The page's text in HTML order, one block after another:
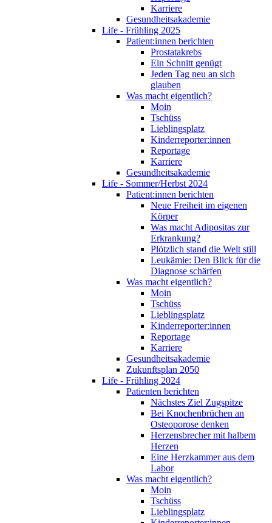
Karriere
Gesundheitsakademie
Life - Frühling 2025
Patient:innen berichten
Prostatakrebs
Ein Schnitt genügt
Jeden Tag neu an sich
glauben
Was macht eigentlich?
Moin
Tschüss
Lieblingsplatz
Kinderreporter:innen
Reportage
Karriere
Gesundheitsakademie
Life - Sommer/Herbst 2024
Patient:innen berichten
Neue Freiheit im eigenen
Körper
Was macht Adipositas zur
Erkrankung?
Plötzlich stand die Welt still
Leukämie: Den Blick für die
Diagnose schärfen
Was macht eigentlich?
Moin
Tschüss
Lieblingsplatz
Kinderreporter:innen
Reportage
Karriere
Gesundheitsakademie
Zukunftsplan 2050
Life - Frühling 2024
Patienten berichten
Nächstes Ziel Zugspitze
Bei Knochenbrüchen an
Osteoporose denken
Herzensbrecher mit halbem
Herzen
Eine Herzkammer aus dem
Labor
Was macht eigentlich?
Moin
Tschüss
Lieblingsplatz